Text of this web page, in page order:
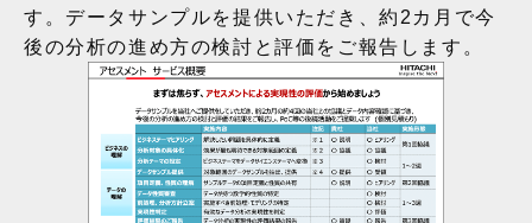
す。データサンプルを提供いただき、約2カ月で今
後の分析の進め方の検討と評価をご報告します。